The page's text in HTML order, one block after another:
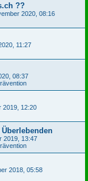
??
2020, 08:16
11:27
08:37
2019, 12:20
2019, 13:47
2018, 05:58